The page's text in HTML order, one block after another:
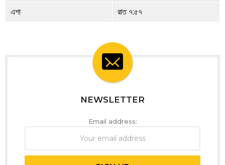
এশা রাত ৭:৫৭
NEWSLETTER
Email address: